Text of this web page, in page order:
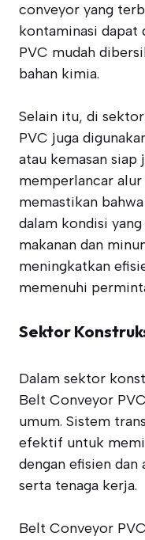
conveyor yang
kontaminasi dapat
PVC mudah
bahan kimia.
Selain itu, di
PVC juga
atau kemasan siap
memperlancar
memastikan
dalam kondisi
makanan dan
meningkatkan
memenuhi
Sektor
Dalam sektor
Belt Conveyor
umum. Sistem
efektif untuk
dengan efisien
serta tenaga kerja.
Belt Conveyor